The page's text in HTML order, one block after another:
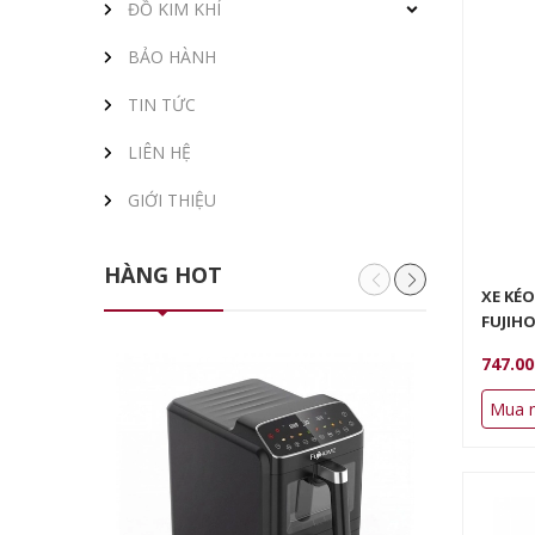
ĐỒ KIM KHÍ
BẢO HÀNH
TIN TỨC
LIÊN HỆ
GIỚI THIỆU
HÀNG HOT
XE
Mua